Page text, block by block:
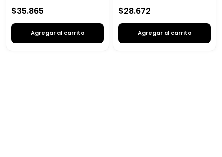
$35.865
Agregar al carrito
$28.672
Agregar al carrito